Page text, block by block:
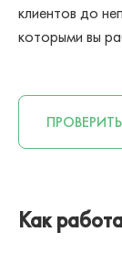
клиентов до
которыми вы
Как